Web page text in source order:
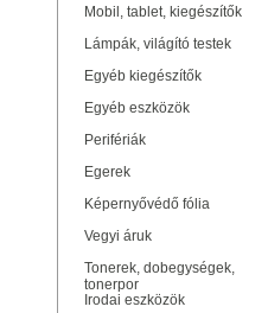
Mobil, tablet, kiegészítők
Lámpák, világító testek
Egyéb kiegészítők
Egyéb eszközök
Perifériák
Egerek
Képernyővédő fólia
Vegyi áruk
Tonerek, dobegységek,
tonerpor
Irodai eszközök